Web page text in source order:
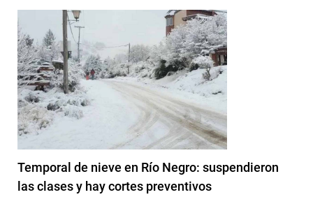
Temporal de nieve en Río Negro: suspendieron
las clases y hay cortes preventivos